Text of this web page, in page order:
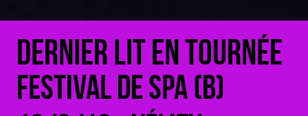
Dernier lit en tournée
Festival de Spa (B)